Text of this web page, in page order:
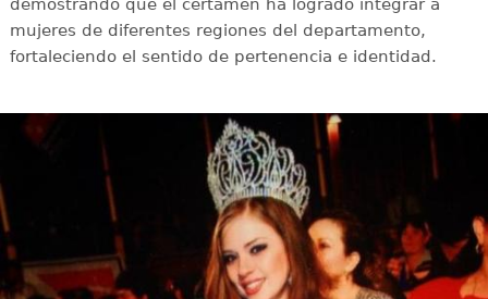
demostrando que el certamen ha logrado integrar a
mujeres de diferentes regiones del departamento,
fortaleciendo el sentido de pertenencia e identidad.